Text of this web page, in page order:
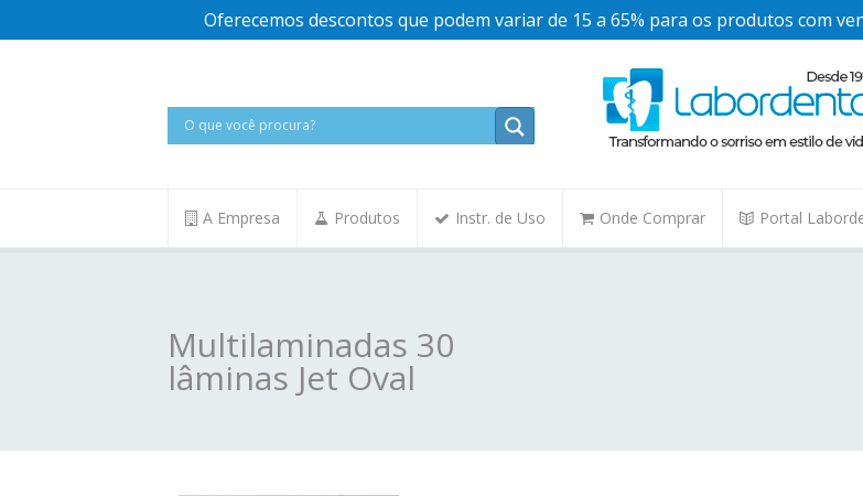
Oferecemos descontos que podem variar de 15 a 65% para os produtos com
A Empresa Produtos Instr. de Uso Onde Comprar Portal
Multilaminadas 30
lâminas Jet Oval